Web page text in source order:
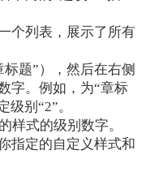
个列表，展示了所有
题”），然后在右侧
字。例如，为“章标
级别“2”。
样式的级别数字。
指定的自定义样式和